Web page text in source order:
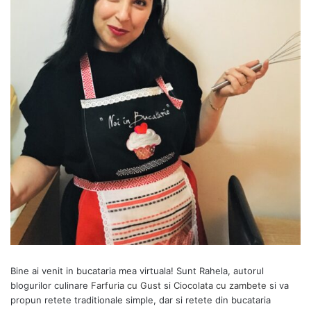
Bine ai venit in bucataria mea virtuala! Sunt Rahela, autorul
blogurilor culinare Farfuria cu Gust si Ciocolata cu zambete si va
propun retete traditionale simple, dar si retete din bucataria